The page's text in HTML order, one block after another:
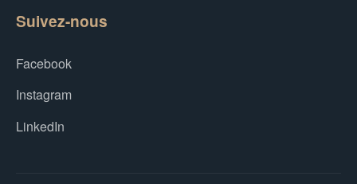
Suivez-nous
Facebook
Instagram
LinkedIn